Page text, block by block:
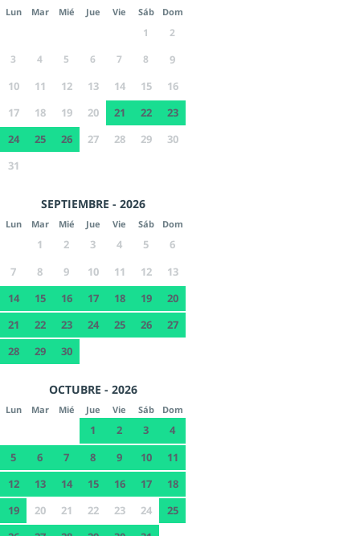
Lun Mar Mié Jue Vie Sáb Dom
1
2
3
4 5 6 7 8
9
10
11 12 13 14 15
16
17
18 19 20 21 22
23
24
25 26 27 28 29
30
31
SEPTIEMBRE - 2026
Lun Mar Mié Jue Vie Sáb Dom
1 2 3 4 5
6
7
8 9 10 11 12
13
14
15 16 17 18 19
20
21
22 23 24 25 26
27
28
29 30
OCTUBRE - 2026
Lun Mar Mié Jue Vie Sáb Dom
1 2 3
4
5
6 7 8 9 10
11
12
13 14 15 16 17
18
19
20 21 22 23 24
25